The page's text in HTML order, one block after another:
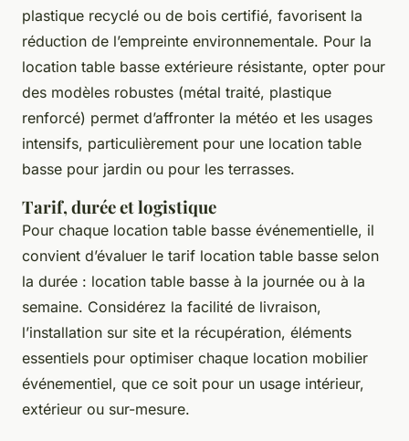
plastique recyclé ou de bois certifié, favorisent la
réduction de l’empreinte environnementale. Pour la
location table basse extérieure résistante, opter pour
des modèles robustes (métal traité, plastique
renforcé) permet d’affronter la météo et les usages
intensifs, particulièrement pour une location table
basse pour jardin ou pour les terrasses.
Tarif, durée et logistique
Pour chaque location table basse événementielle, il
convient d’évaluer le tarif location table basse selon
la durée : location table basse à la journée ou à la
semaine. Considérez la facilité de livraison,
l’installation sur site et la récupération, éléments
essentiels pour optimiser chaque location mobilier
événementiel, que ce soit pour un usage intérieur,
extérieur ou sur-mesure.